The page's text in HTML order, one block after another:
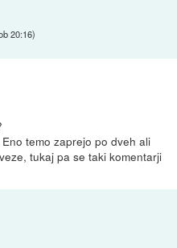
20:16)
temo zaprejo po dveh ali
tukaj pa se taki komentarji